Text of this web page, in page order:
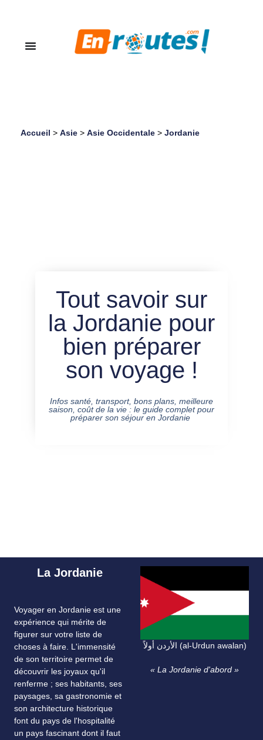
Accueil > Asie > Asie Occidentale > Jordanie
Tout savoir sur
la Jordanie pour
bien préparer
son voyage !
Infos santé, transport, bons plans, meilleure
saison, coût de la vie : le guide complet pour
préparer son séjour en Jordanie
La Jordanie
Voyager en Jordanie est une
expérience qui mérite de
figurer sur votre liste de
choses à faire. L'immensité
de son territoire permet de
découvrir les joyaux qu'il
renferme ; ses habitants, ses
paysages, sa gastronomie et
son architecture historique
font du pays de l'hospitalité
un pays fascinant dont il faut
الأردن أولاً (al-Urdun awalan)
« La Jordanie d'abord »